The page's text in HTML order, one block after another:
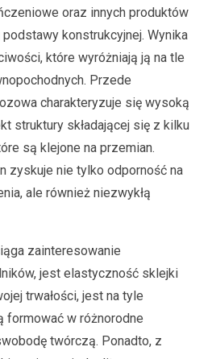
oraz innych produktów
konstrukcyjnej. Wynika
które wyróżniają ją na tle
Przede
charakteryzuje się wysoką
struktury składającej się z kilku
są klejone na przemian.
zyskuje nie tylko odporność na
ale również niezwykłą
zainteresowanie
jest elastyczność sklejki
trwałości, jest na tyle
formować w różnorodne
twórczą. Ponadto, z